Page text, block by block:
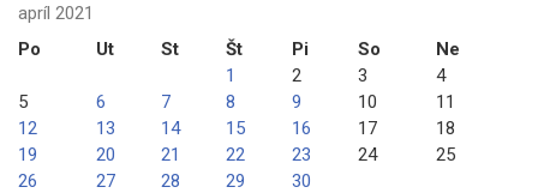
apríl 2021
Po
Ut St Št Pi So Ne
1 2 3
4
5
6 7 8 9 10
11
12
13 14 15 16 17
18
19
20 21 22 23 24
25
26
27 28 29 30